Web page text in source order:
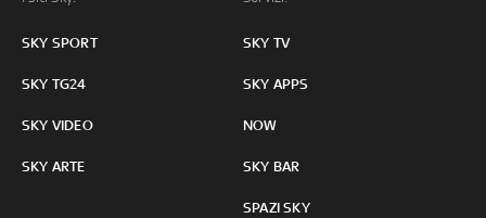
SKY SPORT
SKY TG24
SKY VIDEO
SKY ARTE
SKY TV
SKY APPS
NOW
SKY BAR
SPAZI SKY